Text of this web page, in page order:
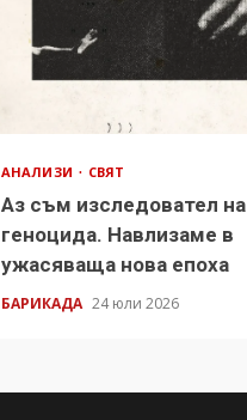
АНАЛИЗИ СВЯТ
Аз съм изследовател на
геноцида. Навлизаме в
ужасяваща нова епоха
БАРИКАДА 24 юли 2026